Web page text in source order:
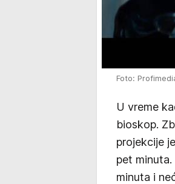
Foto:
U vreme
bioskop.
projekcije
pet
minuta i